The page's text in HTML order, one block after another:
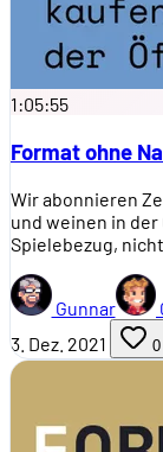
1:05:55
Format ohne
Wir abonnieren
und weinen in
Spielebezug,
Gunnar
3. Dez. 2021
0